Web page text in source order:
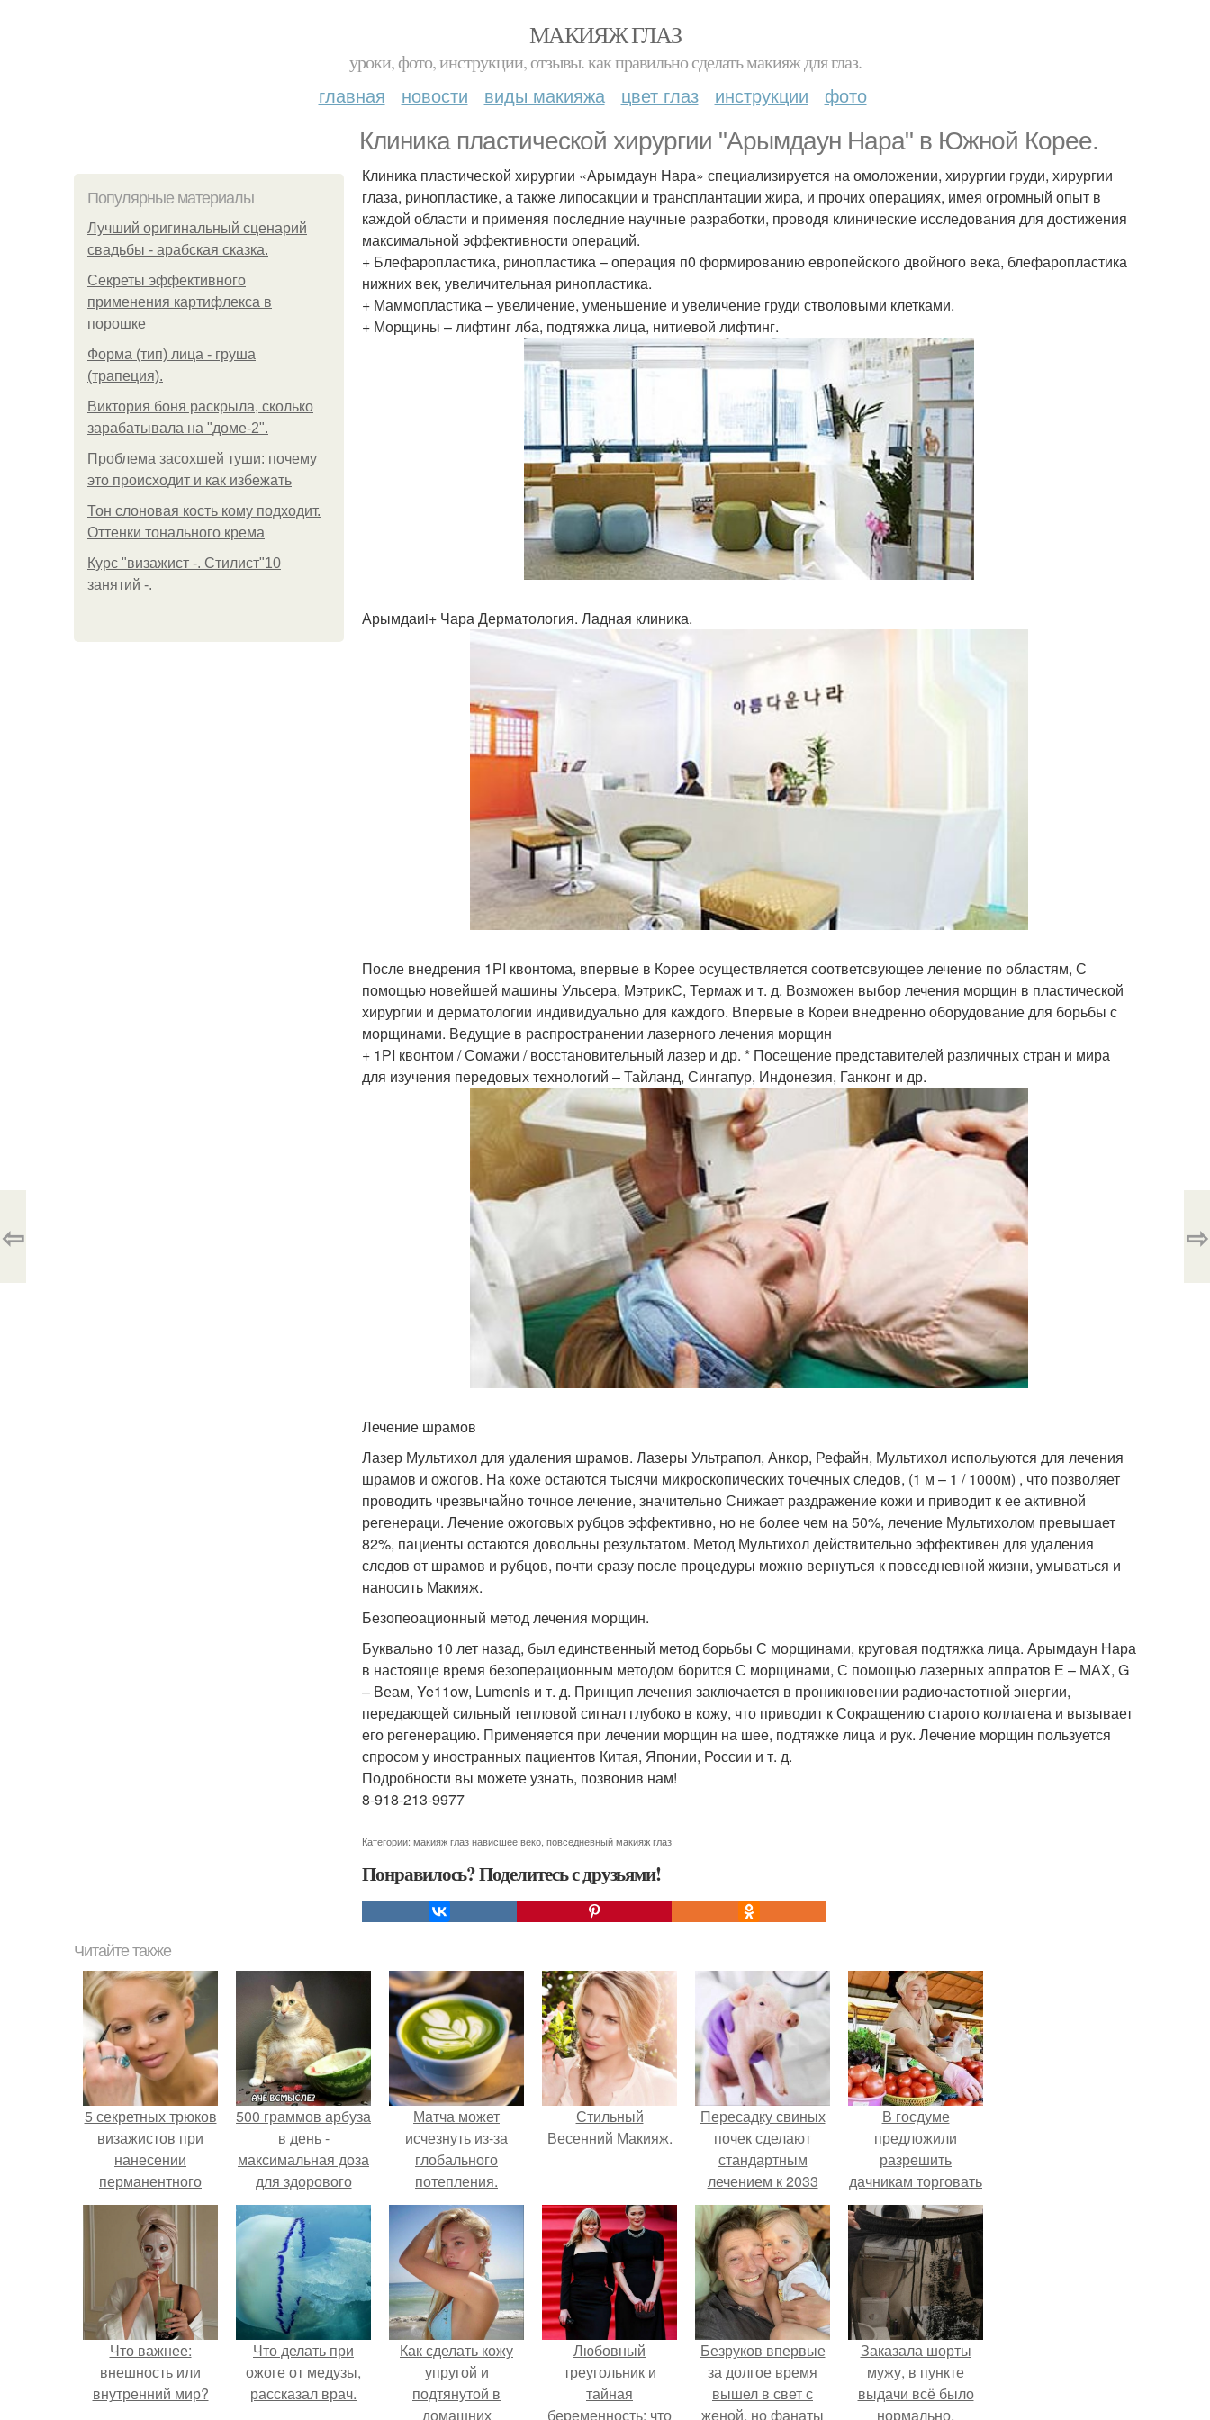
МАКИЯЖ ГЛАЗ
уроки, фото, инструкции, отзывы. как правильно сделать макияж для глаз.
главная новости виды макияжа цвет глаз инструкции фото
Клиника пластической хирургии "Арымдаун Нара" в Южной Корее.
Популярные материалы
Лучший оригинальный сценарий
свадьбы - арабская сказка.
Секреты эффективного
применения картифлекса в
порошке
Форма (тип) лица - груша
(трапеция).
Виктория боня раскрыла, сколько
зарабатывала на "доме-2".
Проблема засохшей туши: почему
это происходит и как избежать
Тон слоновая кость кому подходит.
Оттенки тонального крема
Курс "визажист -. Стилист"10
занятий -.
Клиника пластической хирургии «Арымдаун Нара» специализируется на омоложении, хирургии груди, хирургии
глаза, ринопластике, а также липосакции и трансплантации жира, и прочих операциях, имея огромный опыт в
каждой области и применяя последние научные разработки, проводя клинические исследования для достижения
максимальной эффективности операций.
+ Блефаропластика, ринопластика – операция п0 формированию европейского двойного века, блефаропластика
нижних век, увеличительная ринопластика.
+ Маммопластика – увеличение, уменьшение и увеличение груди стволовыми клетками.
+ Морщины – лифтинг лба, подтяжка лица, нитиевой лифтинг.
Арымдаиi+ Чара Дерматология. Ладная клиника.
После внедрения 1РI квонтома, впервые в Корее осуществляется соответсвующее лечение по областям, С
помощью новейшей машины Ульсера, МэтрикС, Термаж и т. д. Возможен выбор лечения морщин в пластической
хирургии и дерматологии индивидуально для каждого. Впервые в Кореи внедренно оборудование для борьбы с
морщинами. Ведущие в распространении лазерного лечения морщин
+ 1РI квонтом / Сомажи / восстановительный лазер и др. * Посещение представителей различных стран и мира
для изучения передовых технологий – Тайланд, Сингапур, Индонезия, Ганконг и др.
Лечение шрамов
Лазер Мультихол для удаления шрамов. Лазеры Ультрапол, Анкор, Рефайн, Мультихол испольуются для лечения
шрамов и ожогов. На коже остаются тысячи микроскопических точечных следов, (1 м – 1 / 1000м) , что позволяет
проводить чрезвычайно точное лечение, значительно Снижает раздражение кожи и приводит к ее активной
регенераци. Лечение ожоговых рубцов эффективно, но не более чем на 50%, лечение Мультихолом превышает
82%, пациенты остаются довольны результатом. Метод Мультихол действительно эффективен для удаления
следов от шрамов и рубцов, почти сразу после процедуры можно вернуться к повседневной жизни, умываться и
наносить Макияж.
Безопеоационный метод лечения морщин.
Буквально 10 лет назад, был единственный метод борьбы С морщинами, круговая подтяжка лица. Арымдаун Нара
в настояще время безоперационным методом борится С морщинами, С помощью лазерных аппратов Е – МАХ, G
– Веам, Ye11ow, Lumenis и т. д. Принцип лечения заключается в проникновении радиочастотной энергии,
передающей сильный тепловой сигнал глубоко в кожу, что приводит к Сокращению старого коллагена и вызывает
его регенерацию. Применяется при лечении морщин на шее, подтяжке лица и рук. Лечение морщин пользуется
спросом у иностранных пациентов Китая, Японии, России и т. д.
Подробности вы можете узнать, позвонив нам!
8-918-213-9977
Категории: макияж глаз нависшее веко повседневный макияж глаз
Понравилось? Поделитесь с друзьями!
⇦ ⇨
Читайте также
5 секретных трюков
визажистов при
нанесении
перманентного
макияжа.
500 граммов арбуза
в день -
максимальная доза
для здорового
взрослого,
предупредили
врачи.
Матча может
исчезнуть из-за
глобального
потепления.
Стильный
Весенний Макияж.
Пересадку свиных
почек сделают
стандартным
лечением к 2033
году в Японии.
В госдуме
предложили
разрешить
дачникам торговать
своей
сельхозпродукцией
в людных местах.
Что важнее:
внешность или
внутренний мир?
Что делать при
ожоге от медузы,
рассказал врач.
Как сделать кожу
упругой и
подтянутой в
домашних
Любовный
треугольник и
тайная
беременность: что
Безруков впервые
за долгое время
вышел в свет с
женой, но фанаты
Заказала шорты
мужу, в пункте
выдачи всё было
нормально,